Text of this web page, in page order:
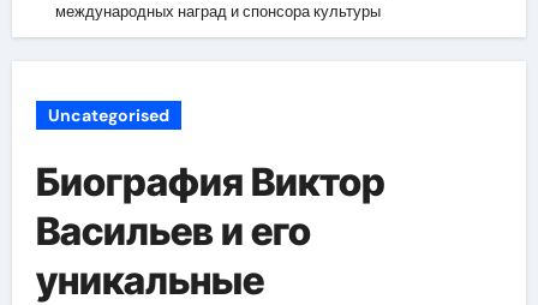
международных наград и спонсора культуры
Uncategorised
Биография Виктор
Васильев и его
уникальные